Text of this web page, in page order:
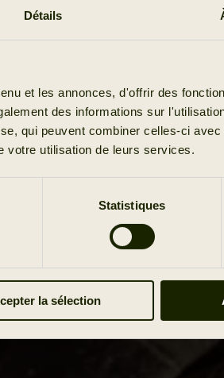
Détails
et les annonces, d'offrir des
des informations sur
qui peuvent combiner celles-ci
votre utilisation de leurs services.
Statistiques
la sélection